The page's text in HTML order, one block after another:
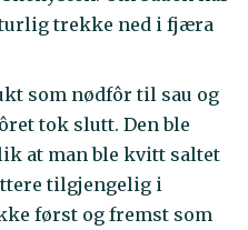
trekke ned i fjæra
som nødfôr til sau og
tok slutt. Den ble
at man ble kvitt saltet
tilgjengelig i
først og fremst som